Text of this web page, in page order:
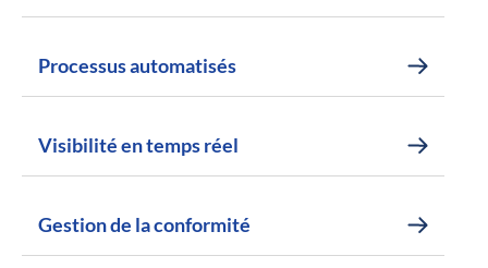
Processus automatisés
Visibilité en temps réel
Gestion de la conformité